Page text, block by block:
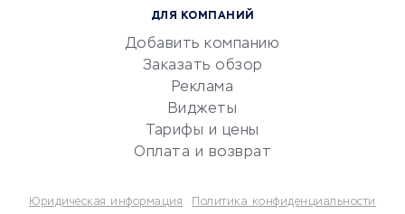
Бухгалтерия онлайн
ДЛЯ КОМПАНИЙ
Добавить компанию
Заказать обзор
Реклама
Виджеты
Тарифы и цены
Оплата и возврат
Юридическая информация Политика конфиденциальности